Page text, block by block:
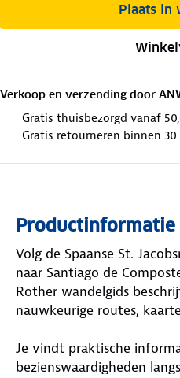
Plaats in
Verkoop en verzending door
Gratis thuisbezorgd vanaf
Gratis retourneren binnen 30
Productinformatie
Volg de Spaanse St.
naar Santiago de
Rother wandelgids
nauwkeurige routes,
Je vindt praktische
bezienswaardigheden